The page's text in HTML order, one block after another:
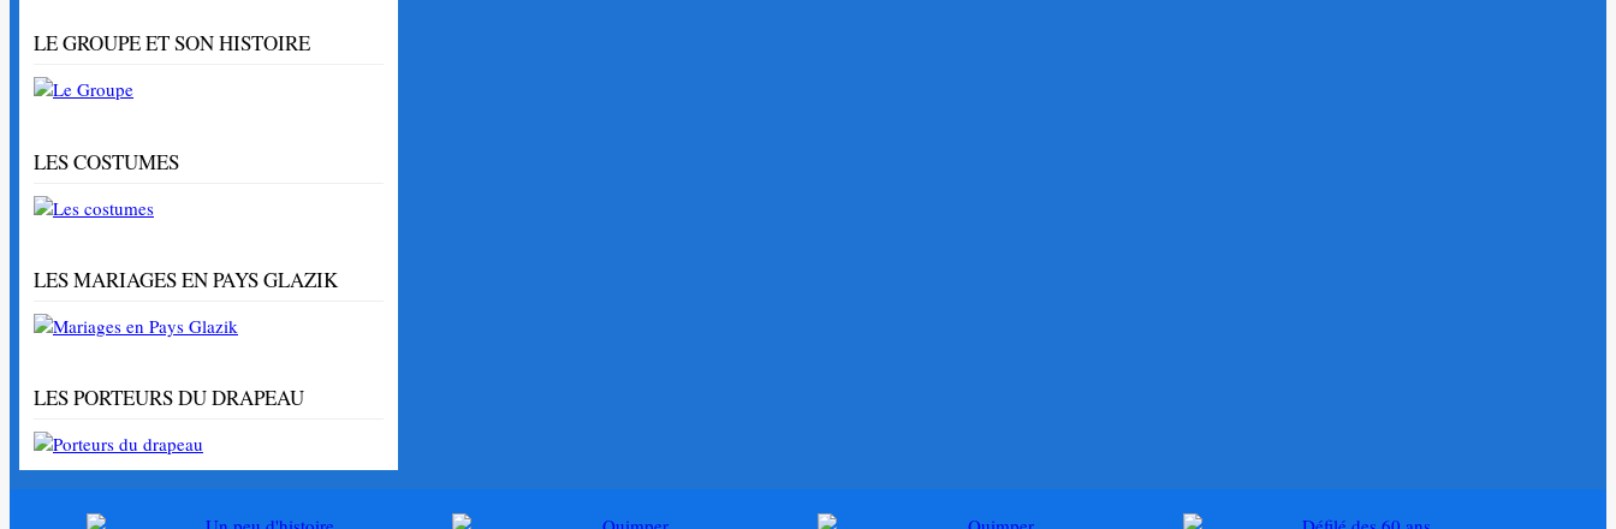
LE GROUPE ET SON HISTOIRE
LES COSTUMES
LES MARIAGES EN PAYS GLAZIK
LES PORTEURS DU DRAPEAU